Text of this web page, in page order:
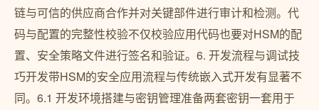
链与可信的供应商合作并对关键部件进行审计和检测。代
码与配置的完整性校验不仅校验应用代码也要对HSM的配
置、安全策略文件进行签名和验证。6. 开发流程与调试技
巧开发带HSM的安全应用流程与传统嵌入式开发有显著不
同。6.1 开发环境搭建与密钥管理准备两套密钥一套用于